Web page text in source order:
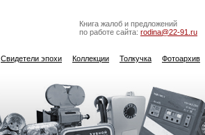
Книга жалоб и предложений
по работе сайта: rodina@22-91.ru
Свидетели эпохи Коллекции Толкучка Фотоархив